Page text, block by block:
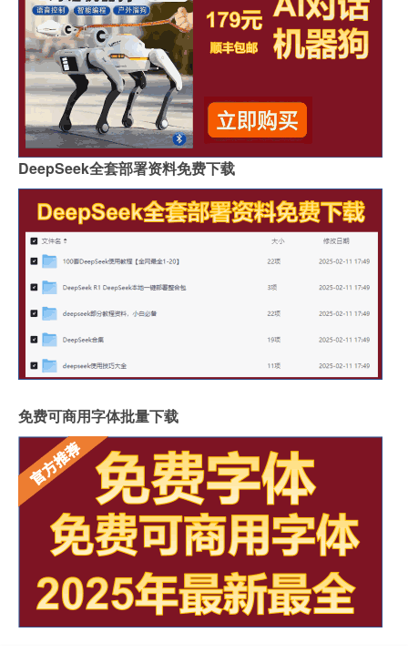
DeepSeek全套部署资料免费下载
免费可商用字体批量下载